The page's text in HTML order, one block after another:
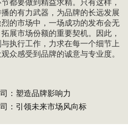
都要做到精益求精。只有这样，
的有力武器，为品牌的长远发展
的市场中，一场成功的发布会无
展市场份额的重要契机。因此，
执行工作，力求在每一个细节上
众感受到品牌的诚意与专业度。
：塑造品牌影响力
：引领未来市场风向标